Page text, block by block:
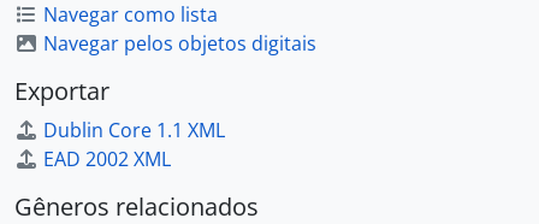
Navegar como lista
Navegar pelos objetos digitais
Exportar
Dublin Core 1.1 XML
EAD 2002 XML
Gêneros relacionados